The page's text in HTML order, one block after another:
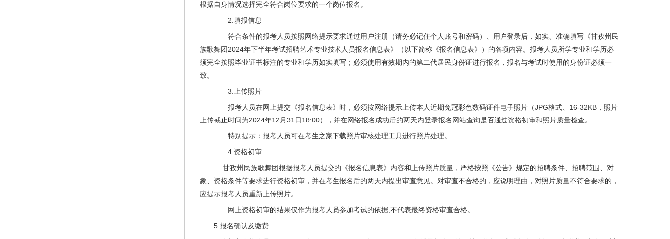
根据自身情况选择完全符合岗位要求的一个岗位报名。
2.填报信息
符合条件的报考人员按照网络提示要求通过用户注册（请务必记住个人账号和密码）、用户登录后，如实、准确填写《甘孜州民
族歌舞团2024年下半年考试招聘艺术专业技术人员报名信息表》（以下简称《报名信息表》）的各项内容。报考人员所学专业和学历必
须完全按照毕业证书标注的专业和学历如实填写；必须使用有效期内的第二代居民身份证进行报名，报名与考试时使用的身份证必须一
致。
3.上传照片
报考人员在网上提交《报名信息表》时，必须按网络提示上传本人近期免冠彩色数码证件电子照片（JPG格式、16-32KB，照片
上传截止时间为2024年12月31日18:00），并在网络报名成功后的两天内登录报名网站查询是否通过资格初审和照片质量检查。
特别提示：报考人员可在考生之家下载照片审核处理工具进行照片处理。
4.资格初审
甘孜州民族歌舞团根据报考人员提交的《报名信息表》内容和上传照片质量，严格按照《公告》规定的招聘条件、招聘范围、对
象、资格条件等要求进行资格初审，并在考生报名后的两天内提出审查意见。对审查不合格的，应说明理由，对照片质量不符合要求的，
应提示报考人员重新上传照片。
网上资格初审的结果仅作为报考人员参加考试的依据,不代表最终资格审查合格。
5.报名确认及缴费